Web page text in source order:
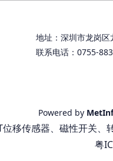
地址：深圳市龙岗
联系电话：0755-
Powered by
位移传感器、磁性开关、
粤